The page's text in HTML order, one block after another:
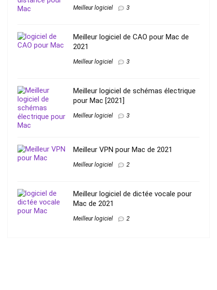
Meilleur logiciel 3
Meilleur logiciel de CAO pour Mac de
2021
Meilleur logiciel 3
Meilleur logiciel de schémas électrique
pour Mac [2021]
Meilleur logiciel 3
Meilleur VPN pour Mac de 2021
Meilleur logiciel 2
Meilleur logiciel de dictée vocale pour
Mac de 2021
Meilleur logiciel 2